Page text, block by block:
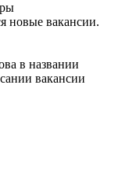
новые вакансии.
в названии
вакансии